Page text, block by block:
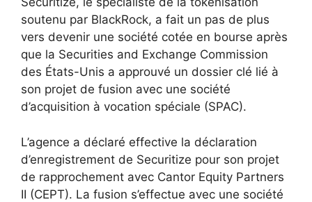
soutenu par BlackRock, a fait un pas de plus
vers devenir une société cotée en bourse après
que la Securities and Exchange Commission
des États-Unis a approuvé un dossier clé lié à
son projet de fusion avec une société
d’acquisition à vocation spéciale (SPAC).
L’agence a déclaré effective la déclaration
d’enregistrement de Securitize pour son projet
de rapprochement avec Cantor Equity Partners
II (CEPT). La fusion s’effectue avec une société